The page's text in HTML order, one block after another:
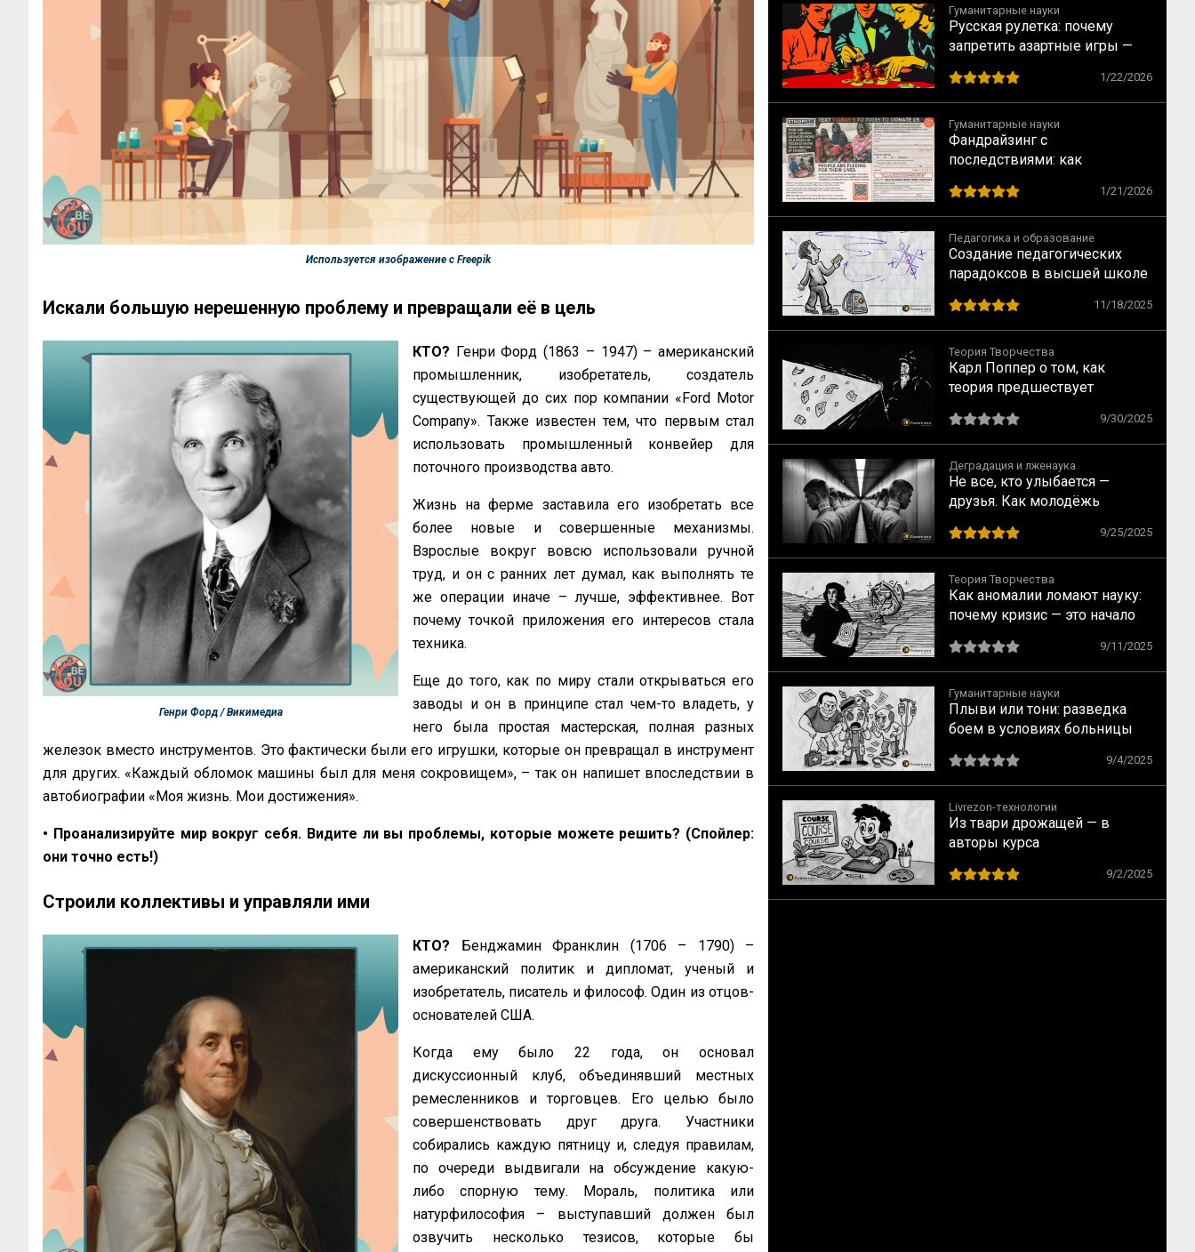
Используется изображение с Freepik
Искали большую нерешенную проблему и превращали её в цель
Генри Форд / Викимедиа
КТО? Генри Форд (1863 – 1947) – американский
промышленник, изобретатель, создатель
существующей до сих пор компании «Ford Motor
Company». Также известен тем, что первым стал
использовать промышленный конвейер для
поточного производства авто.
Жизнь на ферме заставила его изобретать все
более новые и совершенные механизмы.
Взрослые вокруг вовсю использовали ручной
труд, и он с ранних лет думал, как выполнять те
же операции иначе – лучше, эффективнее. Вот
почему точкой приложения его интересов стала
техника.
Еще до того, как по миру стали открываться его
заводы и он в принципе стал чем-то владеть, у
него была простая мастерская, полная разных
железок вместо инструментов. Это фактически были его игрушки, которые он превращал в инструмент
для других. «Каждый обломок машины был для меня сокровищем», – так он напишет впоследствии в
автобиографии «Моя жизнь. Мои достижения».
• Проанализируйте мир вокруг себя. Видите ли вы проблемы, которые можете решить? (Спойлер:
они точно есть!)
Строили коллективы и управляли ими
КТО? Бенджамин Франклин (1706 – 1790) –
американский политик и дипломат, ученый и
изобретатель, писатель и философ. Один из отцов-
основателей США.
Когда ему было 22 года, он основал
дискуссионный клуб, объединявший местных
ремесленников и торговцев. Его целью было
совершенствовать друг друга. Участники
собирались каждую пятницу и, следуя правилам,
по очереди выдвигали на обсуждение какую-
либо спорную тему. Мораль, политика или
натурфилософия – выступавший должен был
озвучить несколько тезисов, которые бы
Гуманитарные науки
Русская рулетка: почему
запретить азартные игры —
понедельники
1/22/2026
Гуманитарные науки
Фандрайзинг с
последствиями: как
тех, кому помогает
1/21/2026
Педагогика и образование
Создание педагогических
парадоксов в высшей школе
11/18/2025
Теория Творчества
Карл Поппер о том, как
теория предшествует
9/30/2025
Деградация и лженаука
Не все, кто улыбается —
друзья. Как молодёжь
сообщества
9/25/2025
Теория Творчества
Как аномалии ломают науку:
почему кризис — это начало
9/11/2025
Гуманитарные науки
Плыви или тони: разведка
боем в условиях больницы
9/4/2025
Livrezon-технологии
Из твари дрожащей — в
авторы курса
9/2/2025